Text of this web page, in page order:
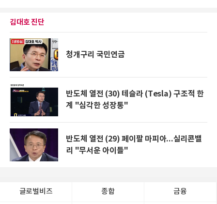
김대호 진단
청개구리 국민연금
반도체 열전 (30) 테슬라 (Tesla) 구조적 한
계 "심각한 성장통"
반도체 열전 (29) 페이팔 마피아...실리콘밸
리 "무서운 아이들"
글로벌비즈 종합 금융